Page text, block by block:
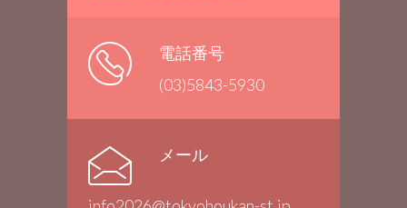
電話番号
(03)5843-5930
メール